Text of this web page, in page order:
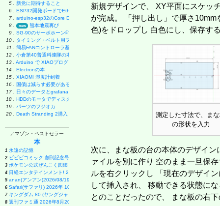
5 .
新党に期待すること
6 .
ESP32開発ボードでEthernet実験
7 .
arduino-esp32のCore Debug Level
8 .
new
熊本地震再び
9 .
SG-90のサーボホーン印刷
10 .
タイミング・ベルト用プーリーの製作
11 .
簡易FANコントローラ基板
12 .
小倉第40普通科連隊の本
13 .
Arduino で XIAOプログラミング
14 .
Electronの本
15 .
XIAOMI 湿度計到着
16 .
国債は減らす必要があるのか
17 .
日々のデータとgrafana
18 .
HDDのモータでディスク・グラインダー製作
19 .
パーツのフジオカ
20 .
Death Stranding 2購入
アマゾン・ベストセラー
本
1 永遠の記憶
2 ビビビコミック 創刊記念号 ([実用品])
3 ポケモン公式ぜんこく図鑑 1996-2026
4 日経エンタテインメント! 2026年 9 月号増刊【表紙：EBiDAN】
5 anan(アンアン)2026/08/19号 No.2507[愛とSEX／寺西拓人]
6 Safari(サファリ) 2026年 10 月号増刊 Special Edition [COVER:平野紫耀]
7 キングダム 80 (ヤングジャンプコミックス)
8 週刊ファミ通 2026年8月20・27日合併号 No.1959
新規デザインで、 XY平面にスケッ
が完成。 「押し出し」で厚さ
色)をドロップし 白色にし、保存す
測定した寸法で、ま
の形状を入力
次に、まな板の台の本体のデザイ
ァイルを別に作り 空のまま一旦保
ルを右クリックし 「現在のデザイ
して挿入され、 移動できる状態に
とのことだったので、 まな板の右